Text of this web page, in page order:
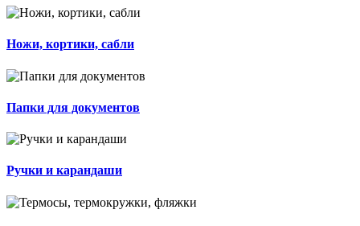
Ножи, кортики, сабли
Папки для документов
Ручки и карандаши